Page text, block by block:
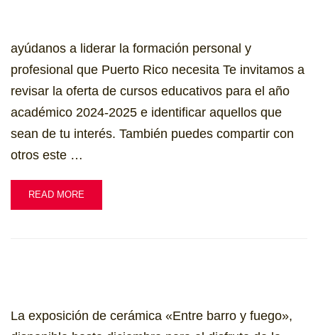
ayúdanos a liderar la formación personal y
profesional que Puerto Rico necesita Te invitamos a
revisar la oferta de cursos educativos para el año
académico 2024-2025 e identificar aquellos que
sean de tu interés. También puedes compartir con
otros este …
READ MORE
La exposición de cerámica «Entre barro y fuego»,